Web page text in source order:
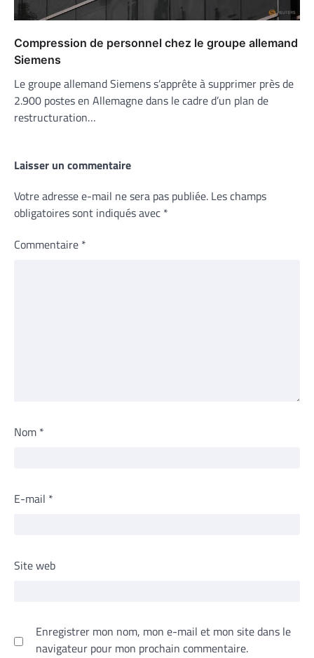
Compression de personnel chez le groupe allemand
Siemens
Le groupe allemand Siemens s’apprête à supprimer près de
2.900 postes en Allemagne dans le cadre d’un plan de
restructuration…
Laisser un commentaire
Votre adresse e-mail ne sera pas publiée. Les champs
obligatoires sont indiqués avec *
Commentaire *
Nom *
E-mail *
Site web
Enregistrer mon nom, mon e-mail et mon site dans le
navigateur pour mon prochain commentaire.